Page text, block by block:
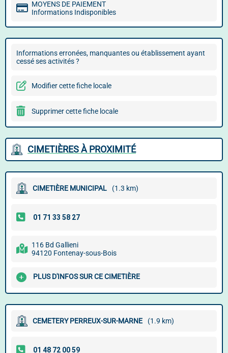
MOYENS DE PAIEMENT
Informations Indisponibles
Informations erronées, manquantes ou établissement ayant
cessé ses activités ?
Modifier cette fiche locale
Supprimer cette fiche locale
CIMETIÈRES À PROXIMITÉ
CIMETIÈRE MUNICIPAL (1.3 km)
116 Bd Gallieni
94120 Fontenay-sous-Bois
PLUS D'INFOS SUR CE CIMETIÈRE
CEMETERY PERREUX-SUR-MARNE (1.9 km)